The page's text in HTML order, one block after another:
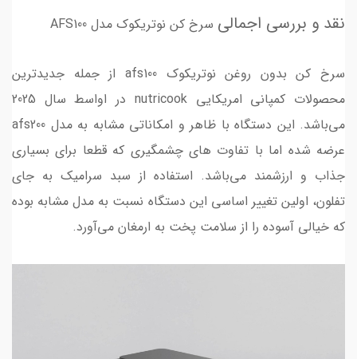
نقد و بررسی اجمالی سرخ کن نوتریکوک مدل AFS100
سرخ کن بدون روغن نوتریکوک afs100 از جمله جدیدترین
محصولات کمپانی امریکایی nutricook در اواسط سال 2025
می‌باشد. این دستگاه با ظاهر و امکاناتی مشابه به مدل afs200
عرضه شده اما با تفاوت های چشمگیری که قطعا برای بسیاری
جذاب و ارزشمند می‌باشد. استفاده از سبد سرامیک به جای
تفلون، اولین تغییر اساسی این دستگاه نسبت به مدل مشابه بوده
که خیالی آسوده را از سلامت پخت به ارمغان می‌آورد.